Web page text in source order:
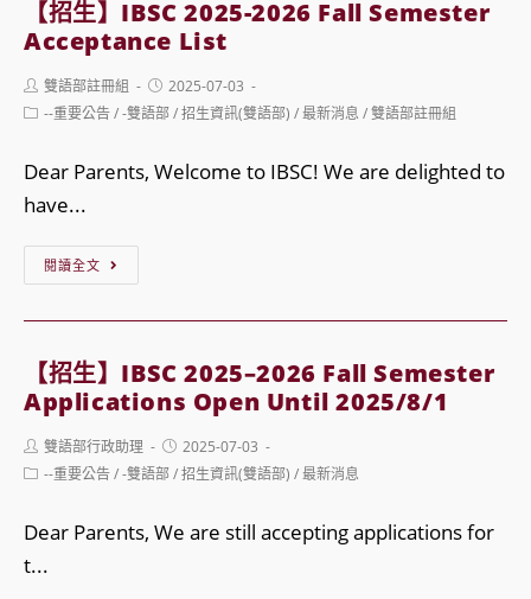
2026-
2027
(115th Academic
year)
Admission
Session
部
生
明
Semester
Admission
【招生】IBSC 2025-2026 Fall Semester
Acceptance List
Post
author:
雙語部註冊組
Post
published:
2025-07-03
Post--重要公告/-雙語部/招生資訊(雙語部) /最新消息 /雙語部註冊組
Dear Parents, Welcome to IBSC! We are delighted to
have...
閱讀全文
IBSC
2025-
2026
Semester
List
【招生】IBSC 2025–2026 Fall Semester
Applications Open Until 2025/8/1
Post
author:
雙語部行政助理
Post
published:
2025-07-03
Post--重要公告/-雙語部/招生資訊(雙語部) /最新消息
Dear Parents, We are still accepting applications for
t...